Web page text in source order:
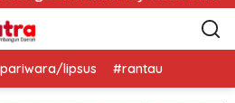
lipsus #rantau